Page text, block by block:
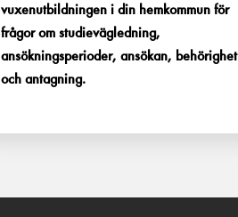
vuxenutbildningen i din hemkommun för
frågor om studievägledning,
ansökningsperioder, ansökan, behörighet
och antagning.